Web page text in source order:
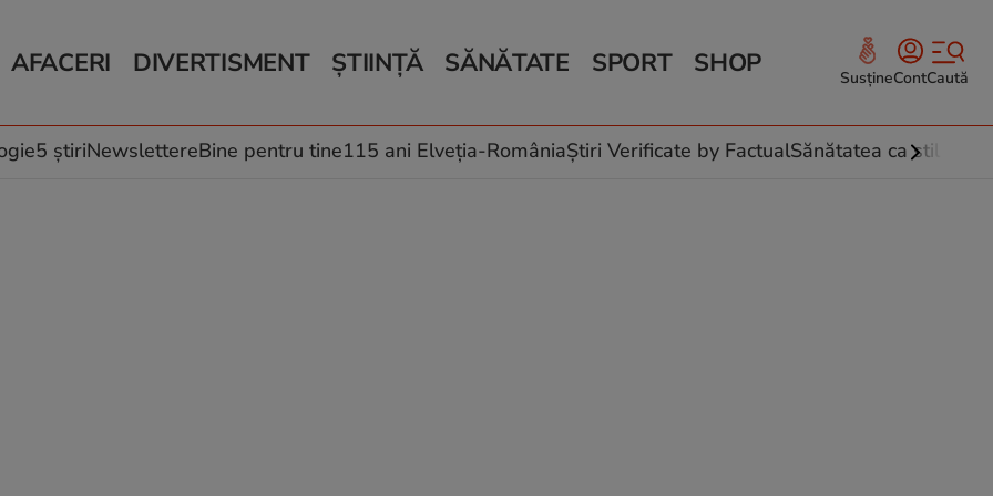
AFACERI
Auto
Locuri de muncă
DIVERTISMENT
Horoscop
Muzică și Filme
ȘTIINȚĂ
Schimbări climatice
SĂNĂTATE
Relații
Rețete culinare
SPORT SHOP SusțineContCaută
5 știriNewslettereBine pentru tine115 ani Elveția-RomâniaȘtiri Verificate by FactualSănătatea ca stil de